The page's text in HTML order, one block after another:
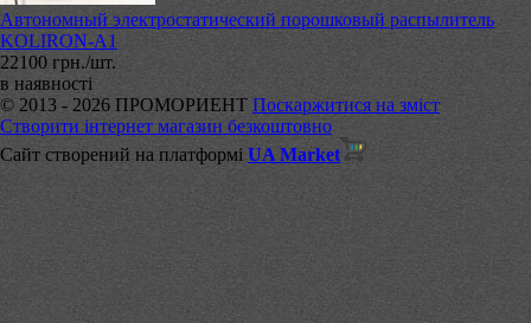
Автономный электростатический порошковый распылитель
KOLIRON-А1
22100 грн./шт.
в наявності
© 2013 - 2026 ПРОМОРИЕНТ Поскаржитися на зміст
Створити інтернет магазин безкоштовно
Сайт створений на платформі UA Market